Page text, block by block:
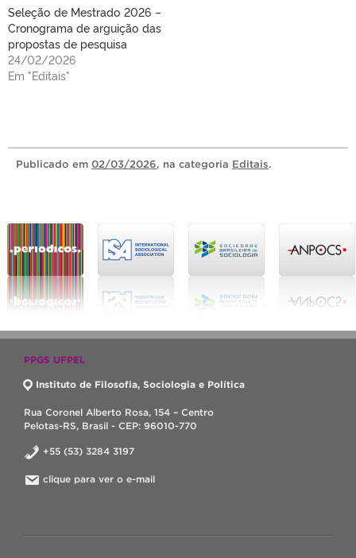
Seleção de Mestrado 2026 –
Cronograma de arguição das
propostas de pesquisa
24/02/2026
Em "Editais"
Publicado em 02/03/2026, na categoria Editais.
PPGS UFPEL
Instituto de Filosofia, Sociologia e Política
Rua Coronel Alberto Rosa, 154 – Centro
Pelotas-RS, Brasil - CEP: 96010-770
+55 (53) 3284 3197
clique para ver o e-mail